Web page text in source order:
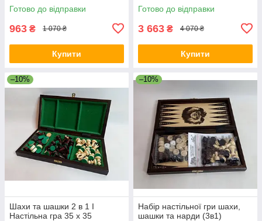
Готово до відправки
963 ₴ 1 070 ₴
Купити
Готово до відправки
3 663 ₴ 4 070 ₴
Купити
–10%
Шахи та шашки 2 в 1 I
Настільна гра 35 х 35
–10%
Набір настільної гри шахи,
шашки та нарди (3в1)